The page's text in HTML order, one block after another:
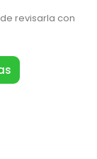
revisarla con